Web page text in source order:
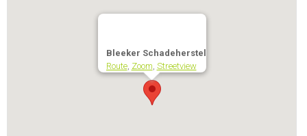
Bleeker Schadeherstel
Route, Zoom, Streetview